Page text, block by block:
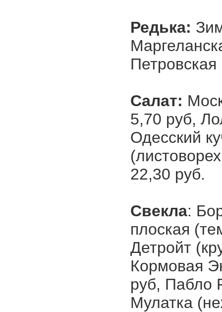
Редька:
Салат:
5,70 руб,
Одесский
22,30 руб.
Свекла:
плоская
Детройт
Кормовая
руб, Пабло
Мулатка